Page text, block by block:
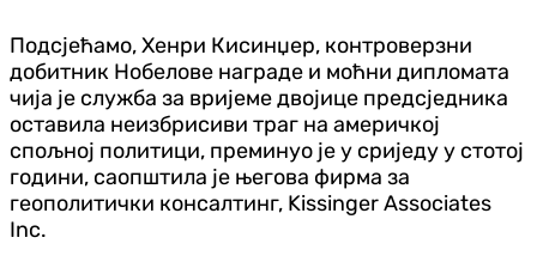
Подсјећамо, Хенри Кисинџер, контроверзни
добитник Нобелове награде и моћни дипломата
чија је служба за вријеме двојице предсједника
оставила неизбрисиви траг на америчкој
спољној политици, преминуо је у сриједу у стотој
години, саопштила је његова фирма за
геополитички консалтинг, Kissinger Associates
Inc.